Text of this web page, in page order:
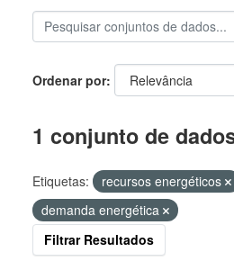
Ordenar por
1 conjunto de
Etiquetas: recursos energéticos
demanda energética
Filtrar Resultados